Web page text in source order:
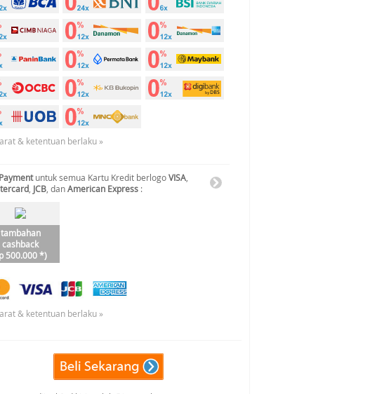
& ketentuan berlaku »
untuk semua Kartu Kredit berlogoVISA
JCB , danAmerican Express :
tambahan
cashback
500.000 *)
& ketentuan berlaku »